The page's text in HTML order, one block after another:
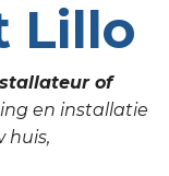
Lillo
of
en installatie
huis,